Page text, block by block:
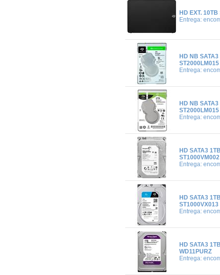
HD EXT.
Entrega:
HD NB
ST2000LM015
Entrega:
HD NB
ST2000LM015
Entrega:
HD SATA3
Entrega:
HD SATA3
ST1000VX013
Entrega:
HD SATA3
WD11PURZ
Entrega: